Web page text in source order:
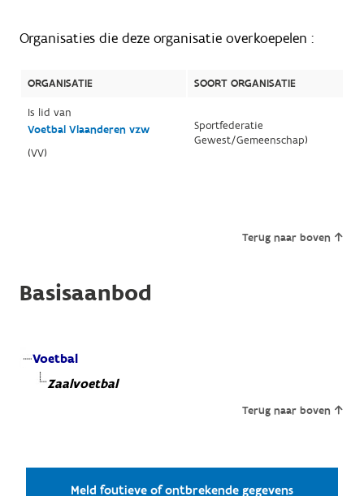
Organisaties die deze organisatie overkoepelen :
ORGANISATIE
SOORT ORGANISATIE
Is lid van
Voetbal Vlaanderen vzw
(VV)
Sportfederatie
Gewest/Gemeenschap)
Terug naar boven
Basisaanbod
Voetbal
Zaalvoetbal
Terug naar boven
Meld foutieve of ontbrekende gegevens